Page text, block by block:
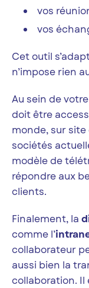
vos
vos
Cet outil
n’impose rien
Au sein de
doit être
monde, sur
sociétés
modèle de
répondre aux
clients.
Finalement, la
comme l’
collaborateur
aussi bien la
collaboration. Il